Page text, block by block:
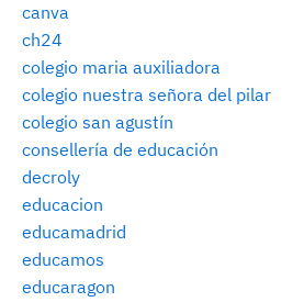
canva
ch24
colegio maria auxiliadora
colegio nuestra señora del pilar
colegio san agustín
consellería de educación
decroly
educacion
educamadrid
educamos
educaragon